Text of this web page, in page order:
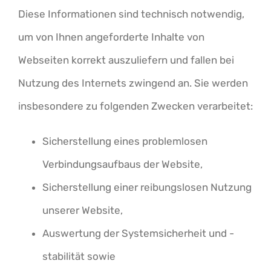
Diese Informationen sind technisch notwendig,
um von Ihnen angeforderte Inhalte von
Webseiten korrekt auszuliefern und fallen bei
Nutzung des Internets zwingend an. Sie werden
insbesondere zu folgenden Zwecken verarbeitet:
Sicherstellung eines problemlosen
Verbindungsaufbaus der Website,
Sicherstellung einer reibungslosen Nutzung
unserer Website,
Auswertung der Systemsicherheit und -
stabilität sowie